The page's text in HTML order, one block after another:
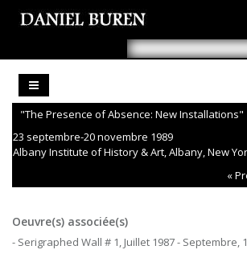
"The Presence of Absence: New Installations"
23 septembre-20 novembre 1989
Albany Institute of History & Art, Albany, New
«
Oeuvre(s) associée(s)
- Serigraphed Wall # 1, Juillet 1987 - Septembre,